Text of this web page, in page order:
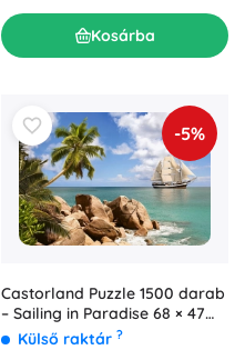
Kosárba
-5%
Castorland Puzzle 1500 darab
– Sailing in Paradise 68 × 47
cmKülső raktár ?